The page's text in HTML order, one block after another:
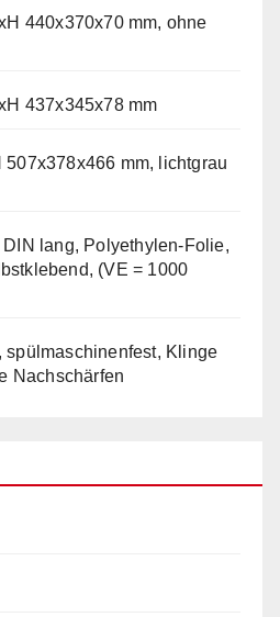
440x370x70 mm, ohne
437x345x78 mm
507x378x466 mm, lichtgrau
lang, Polyethylen-Folie,
(VE = 1000
spülmaschinenfest, Klinge
Nachschärfen